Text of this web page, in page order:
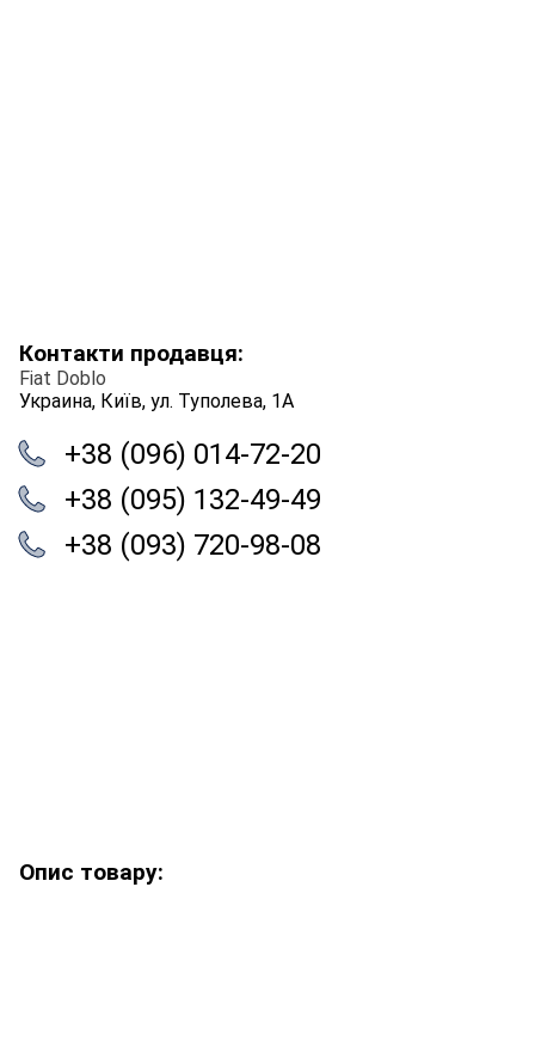
Контакти продавця:
Fiat Doblo
Украина, Київ, ул. Туполева, 1А
+38 (096) 014-72-20
+38 (095) 132-49-49
+38 (093) 720-98-08
Опис товару: